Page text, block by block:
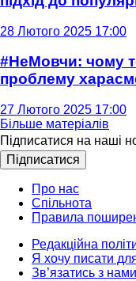
28 Лютого 2025 17:00
#НеМовчи: чому
проблему
27 Лютого 2025 17:00
Більше матеріалів
Підписатися на наші
Підписатися
Про нас
Спільнота
Правила
Редакційна
Я хочу писати
Зв’язатись з нами